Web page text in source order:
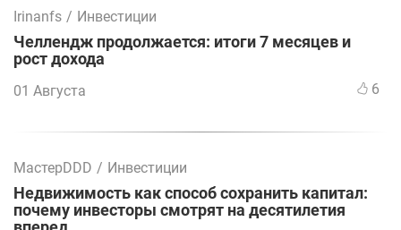
Irinanfs / Инвестиции
Челлендж продолжается: итоги 7 месяцев и
рост дохода
01 Августа 6
МастерDDD / Инвестиции
Недвижимость как способ сохранить капитал:
почему инвесторы смотрят на десятилетия